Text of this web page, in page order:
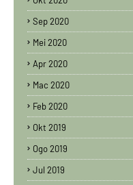
Sep 2020
Mei 2020
Apr 2020
Mac 2020
Feb 2020
Okt 2019
Ogo 2019
Jul 2019